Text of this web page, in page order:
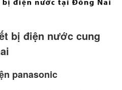
bị điện nước cung
panasonic